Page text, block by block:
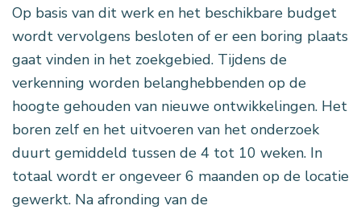
Op basis van dit werk en het beschikbare budget
wordt vervolgens besloten of er een boring plaats
gaat vinden in het zoekgebied. Tijdens de
verkenning worden belanghebbenden op de
hoogte gehouden van nieuwe ontwikkelingen. Het
boren zelf en het uitvoeren van het onderzoek
duurt gemiddeld tussen de 4 tot 10 weken. In
totaal wordt er ongeveer 6 maanden op de locatie
gewerkt. Na afronding van de